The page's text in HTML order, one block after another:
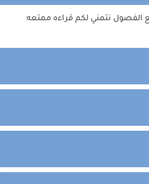
الفصول نتمني لكم قراءه ممتعه